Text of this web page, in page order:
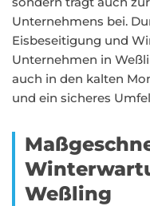
Unternehmens bei.
Eisbeseitigung und
Unternehmen in
auch in den kalten
und ein sicheres
Weßling